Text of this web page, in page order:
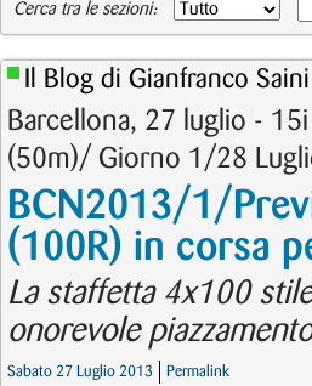
Cerca tra le sezioni:
Il Blog di Gianfranco Saini
Barcellona, 27 luglio -
(50m)/ Giorno 1/28
BCN2013/1/
(100R) in corsa
La staffetta 4x100
onorevole
Sabato 27 Luglio 2013 Permalink